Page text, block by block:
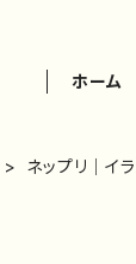
ホーム
ネップリ｜イ